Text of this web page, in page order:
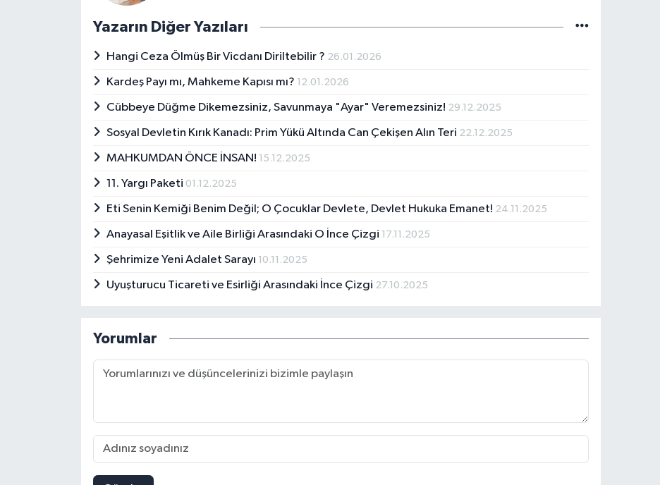
Yazarın Diğer Yazıları
Hangi Ceza Ölmüş Bir Vicdanı Diriltebilir ? 26.01.2026
Kardeş Payı mı, Mahkeme Kapısı mı? 12.01.2026
Cübbeye Düğme Dikemezsiniz, Savunmaya "Ayar" Veremezsiniz! 29.12.2025
Sosyal Devletin Kırık Kanadı: Prim Yükü Altında Can Çekişen Alın Teri 22.12.2025
MAHKUMDAN ÖNCE İNSAN! 15.12.2025
11. Yargı Paketi 01.12.2025
Eti Senin Kemiği Benim Değil; O Çocuklar Devlete, Devlet Hukuka Emanet! 24.11.2025
Anayasal Eşitlik ve Aile Birliği Arasındaki O İnce Çizgi 17.11.2025
Şehrimize Yeni Adalet Sarayı 10.11.2025
Uyuşturucu Ticareti ve Esirliği Arasındaki İnce Çizgi 27.10.2025
Yorumlar